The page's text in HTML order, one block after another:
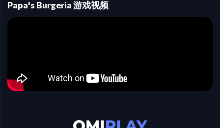
Papa's Burgeria 游戏视频